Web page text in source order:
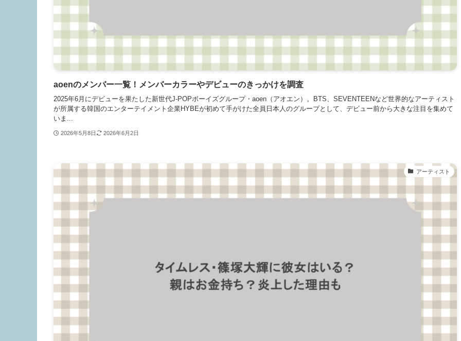
aoenのメンバー一覧！メンバーカラーやデビューのきっかけを調査
2025年6月にデビューを果たした新世代J-POPボーイズグループ・aoen（アオエン）。BTS、SEVENTEENなど世界的なアーティスト
が所属する韓国のエンターテイメント企業HYBEが初めて手がけた全員日本人のグループとして、デビュー前から大きな注目を集めて
いま...
2026年5月8日 2026年6月2日
アーティスト